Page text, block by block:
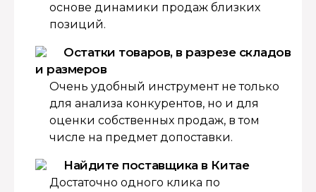
основе динамики продаж близких
позиций.
Остатки товаров, в разрезе складов
и размеров
Очень удобный инструмент не только
для анализа конкурентов, но и для
оценки собственных продаж, в том
числе на предмет допоставки.
Найдите поставщика в Китае
Достаточно одного клика по